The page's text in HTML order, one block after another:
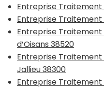
Entreprise Traitement
Entreprise Traitement
Entreprise Traitement
d’Oisans 38520
Entreprise Traitement
Jallieu 38300
Entreprise Traitement